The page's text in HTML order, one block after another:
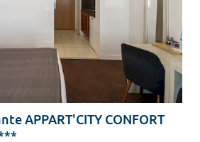
APPART'CITY CONFORT